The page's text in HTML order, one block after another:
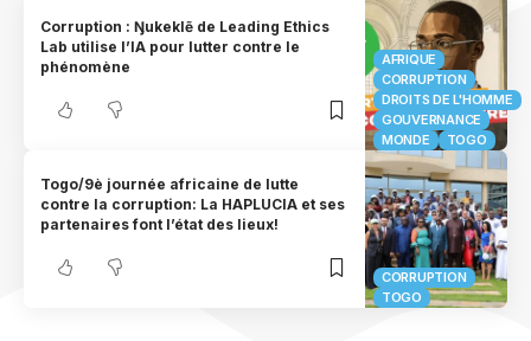
AFRIQUE
CORRUPTION
DROITS DE L'HOMME
GOUVERNANCE
MONDE
TOGO
Corruption : Ŋukeklẽ de Leading Ethics
Lab utilise l’IA pour lutter contre le
phénomène
CORRUPTION
TOGO
Togo/9è journée africaine de lutte
contre la corruption: La HAPLUCIA et ses
partenaires font l’état des lieux!